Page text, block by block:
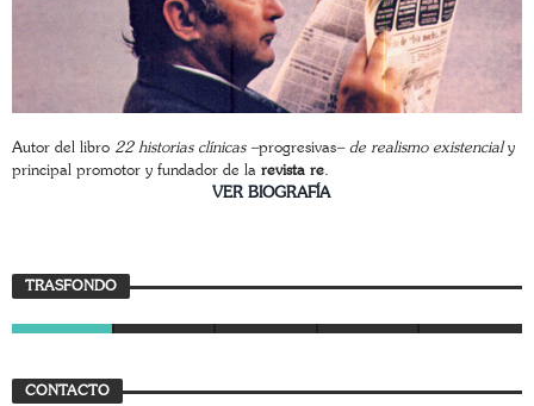
Autor del libro 22 historias clínicas –progresivas– de realismo existencialy
principal promotor y fundador de la revista re.
VER BIOGRAFÍA
TRASFONDO
JAVIER BUSTAMANTE
CONTACTO